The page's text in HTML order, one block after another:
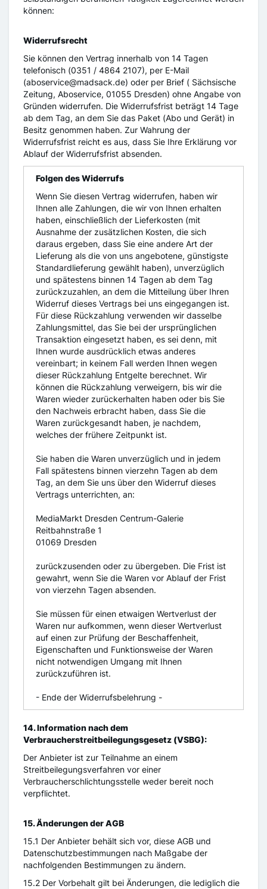
können:
Widerrufsrecht
Sie können den Vertrag innerhalb von 14 Tagen
telefonisch (0351 / 4864 2107), per E-Mail
(aboservice@madsack.de) oder per Brief ( Sächsische
Zeitung, Aboservice, 01055 Dresden) ohne Angabe von
Gründen widerrufen. Die Widerrufsfrist beträgt 14 Tage
ab dem Tag, an dem Sie das Paket (Abo und Gerät) in
Besitz genommen haben. Zur Wahrung der
Widerrufsfrist reicht es aus, dass Sie Ihre Erklärung vor
Ablauf der Widerrufsfrist absenden.
Folgen des Widerrufs
Wenn Sie diesen Vertrag widerrufen, haben wir
Ihnen alle Zahlungen, die wir von Ihnen erhalten
haben, einschließlich der Lieferkosten (mit
Ausnahme der zusätzlichen Kosten, die sich
daraus ergeben, dass Sie eine andere Art der
Lieferung als die von uns angebotene, günstigste
Standardlieferung gewählt haben), unverzüglich
und spätestens binnen 14 Tagen ab dem Tag
zurückzuzahlen, an dem die Mitteilung über Ihren
Widerruf dieses Vertrags bei uns eingegangen ist.
Für diese Rückzahlung verwenden wir dasselbe
Zahlungsmittel, das Sie bei der ursprünglichen
Transaktion eingesetzt haben, es sei denn, mit
Ihnen wurde ausdrücklich etwas anderes
vereinbart; in keinem Fall werden Ihnen wegen
dieser Rückzahlung Entgelte berechnet. Wir
können die Rückzahlung verweigern, bis wir die
Waren wieder zurückerhalten haben oder bis Sie
den Nachweis erbracht haben, dass Sie die
Waren zurückgesandt haben, je nachdem,
welches der frühere Zeitpunkt ist.
Sie haben die Waren unverzüglich und in jedem
Fall spätestens binnen vierzehn Tagen ab dem
Tag, an dem Sie uns über den Widerruf dieses
Vertrags unterrichten, an:
MediaMarkt Dresden Centrum-Galerie
Reitbahnstraße 1
01069 Dresden
zurückzusenden oder zu übergeben. Die Frist ist
gewahrt, wenn Sie die Waren vor Ablauf der Frist
von vierzehn Tagen absenden.
Sie müssen für einen etwaigen Wertverlust der
Waren nur aufkommen, wenn dieser Wertverlust
auf einen zur Prüfung der Beschaffenheit,
Eigenschaften und Funktionsweise der Waren
nicht notwendigen Umgang mit Ihnen
zurückzuführen ist.
- Ende der Widerrufsbelehrung -
14. Information nach dem
Verbraucherstreitbeilegungsgesetz (VSBG):
Der Anbieter ist zur Teilnahme an einem
Streitbeilegungsverfahren vor einer
Verbraucherschlichtungsstelle weder bereit noch
verpflichtet.
15. Änderungen der AGB
15.1 Der Anbieter behält sich vor, diese AGB und
Datenschutzbestimmungen nach Maßgabe der
nachfolgenden Bestimmungen zu ändern.
15.2 Der Vorbehalt gilt bei Änderungen, die lediglich die